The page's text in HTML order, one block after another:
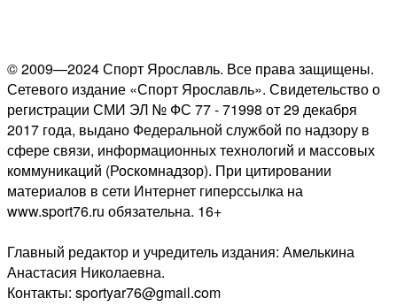
© 2009—2024 Спорт Ярославль. Все права защищены.
Сетевого издание «Спорт Ярославль». Свидетельство о
регистрации СМИ ЭЛ № ФС 77 - 71998 от 29 декабря
2017 года, выдано Федеральной службой по надзору в
сфере связи, информационных технологий и массовых
коммуникаций (Роскомнадзор). При цитировании
материалов в сети Интернет гиперссылка на
www.sport76.ru обязательна. 16+
Главный редактор и учредитель издания: Амелькина
Анастасия Николаевна.
Контакты: sportyar76@gmail.com